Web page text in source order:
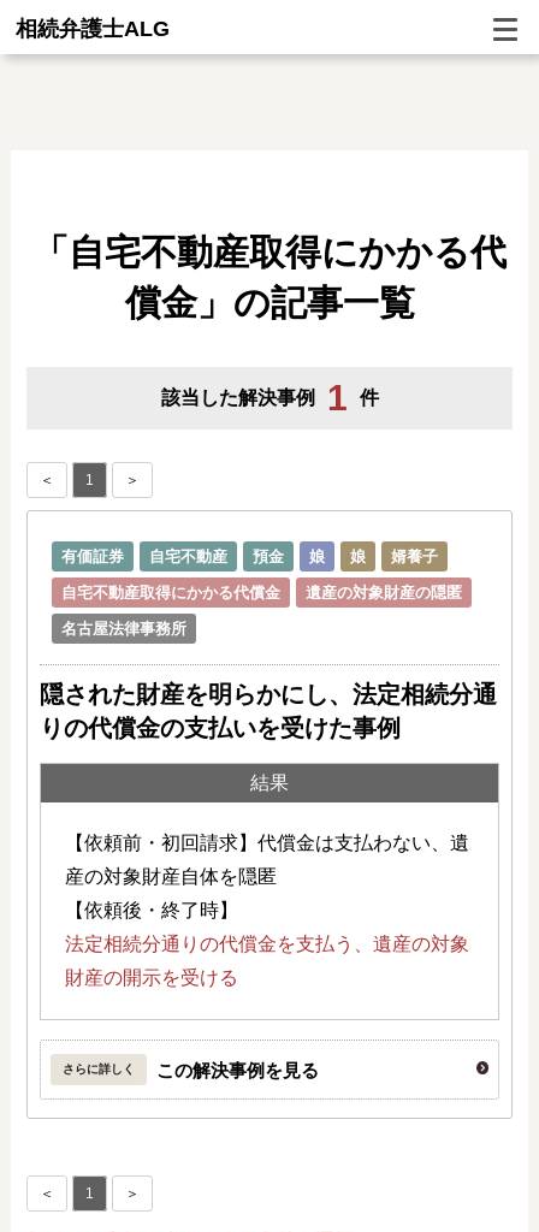
相続弁護士ALG
「自宅不動産取得にかかる代
償金」の記事一覧
該当した解決事例 1 件
＜ 1 ＞
有価証券 自宅不動産 預金 娘 娘
婿養子
自宅不動産取得にかかる代償金
遺産の対象財産の隠匿
名古屋法律事務所
隠された財産を明らかにし、法定相続分通
りの代償金の支払いを受けた事例
結果
【依頼前・初回請求】代償金は支払わない、遺
産の対象財産自体を隠匿
【依頼後・終了時】
法定相続分通りの代償金を支払う、遺産の対象
財産の開示を受ける
さらに詳しく この解決事例を見る
＜ 1 ＞